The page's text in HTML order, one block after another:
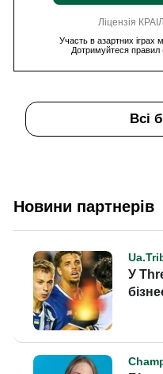
Ліцензія
Участь в азартних іграх
Дотримуйтеся правил
Всі